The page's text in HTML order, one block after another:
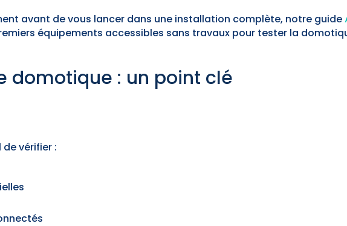
avant de vous lancer dans une installation complète, notre guide
équipements accessibles sans travaux pour tester la
domotique : un point clé
vérifier :